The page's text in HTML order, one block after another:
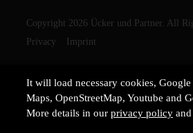
Copyright 2026 Ücker und Partner. All
Privacy
Imprint
It will load necessary cookies, Google
Maps, OpenStreetMap, Youtube and
More details in ourprivacy policy